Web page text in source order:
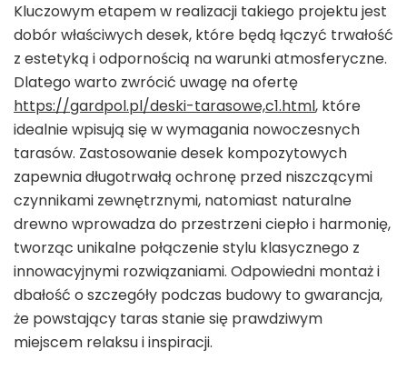
Kluczowym etapem w realizacji takiego projektu jest
dobór właściwych desek, które będą łączyć trwałość
z estetyką i odpornością na warunki atmosferyczne.
Dlatego warto zwrócić uwagę na ofertę
https://gardpol.pl/deski-tarasowe,c1.html, które
idealnie wpisują się w wymagania nowoczesnych
tarasów. Zastosowanie desek kompozytowych
zapewnia długotrwałą ochronę przed niszczącymi
czynnikami zewnętrznymi, natomiast naturalne
drewno wprowadza do przestrzeni ciepło i harmonię,
tworząc unikalne połączenie stylu klasycznego z
innowacyjnymi rozwiązaniami. Odpowiedni montaż i
dbałość o szczegóły podczas budowy to gwarancja,
że powstający taras stanie się prawdziwym
miejscem relaksu i inspiracji.